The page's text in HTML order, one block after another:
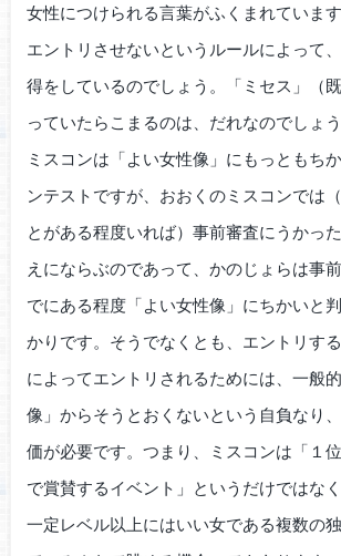
女性につけられる言葉がふくまれていま
エントリさせないというルールによって
得をしているのでしょう。「ミセス」（
っていたらこまるのは、だれなのでしょう
ミスコンは「よい女性像」にもっともち
ンテストですが、おおくのミスコンでは
とがある程度いれば）事前審査にうかっ
えにならぶのであって、かのじょらは事
でにある程度「よい女性像」にちかいと
かりです。そうでなくとも、エントリす
によってエントリされるためには、一般
像」からそうとおくないという自負なり
価が必要です。つまり、ミスコンは「１
で賞賛するイベント」というだけではな
一定レベル以上にはいい女である複数の